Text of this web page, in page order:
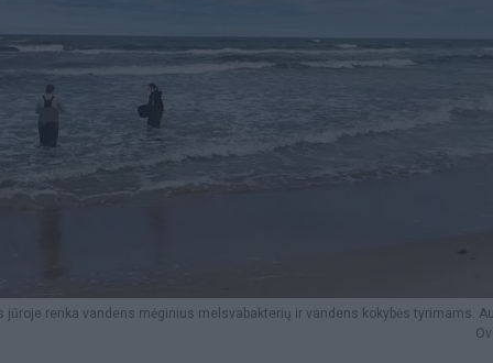
renka vandens mėginius melsvabakterių ir vandens kokybės tyrimams.